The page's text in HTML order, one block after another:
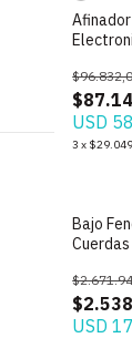
USD 58
3 x
Bajo
USD